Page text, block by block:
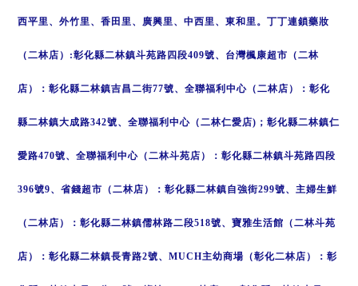
西平里、外竹里、香田里、廣興里、中西里、東和里。丁丁連鎖藥妝
（二林店）:彰化縣二林鎮斗苑路四段409號、台灣楓康超市（二林
店）：彰化縣二林鎮吉昌二街77號、全聯福利中心（二林店）：彰化
縣二林鎮大成路342號、全聯福利中心（二林仁愛店)；彰化縣二林鎮仁
愛路470號、全聯福利中心（二林斗苑店）：彰化縣二林鎮斗苑路四段
396號9、省錢超市（二林店）：彰化縣二林鎮自強街299號、主婦生鮮
（二林店）：彰化縣二林鎮儒林路二段518號、寶雅生活館（二林斗苑
店）：彰化縣二林鎮長青路2號、MUCH主幼商場（彰化二林店）：彰